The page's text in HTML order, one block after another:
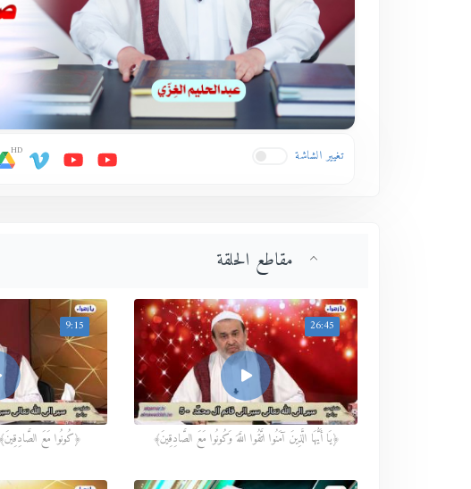
تغيير الشاشة HD
مقاطع الحلقة
26:45
﴿يَا أَيُّهَا الَّذِينَ آمَنُوا اتَّقُوا اللَّهَ وَكُونُوا مَعَ الصَّادِقِينَ﴾
9:15
﴿كُونُوا مَعَ